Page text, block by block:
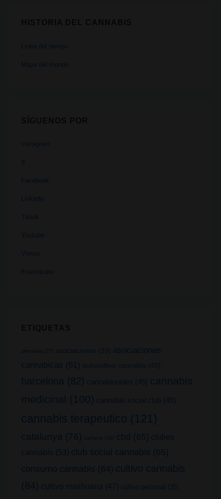
Linea del tiempo
Mapa del mundo
Instagram
X
Facebook
Linkedin
Tiktok
Youtube
Vimeo
Foursquare
alemania (27) asociaciones (39)
asociaciones
cannabicas (61) autocultivo cannabis (40)
barcelona (82) cannabinoides (45) cannabis
medicinal (100) cannabis social club (45)
cannabis terapeutico (121)
catalunya (76) cañamo (26) cbd (65) clubes
cannabis (53) club social cannabis (65)
consumo cannabis (64) cultivo cannabis
(84) cultivo marihuana (47) cultivo personal (35)